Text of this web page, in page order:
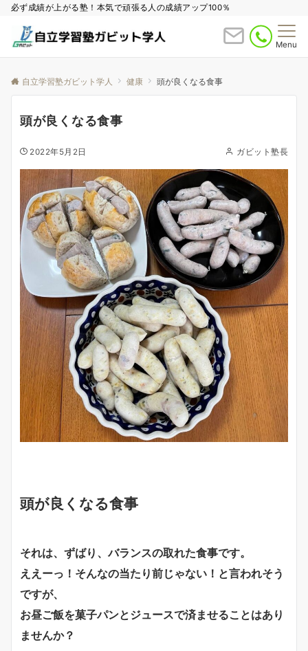
必ず成績が上がる塾！本気で頑張る人の成績アップ100％
Menu
自立学習塾ガビット学人 健康 頭が良くなる食事
頭が良くなる食事
2022年5月2日 ガビット塾長
頭が良くなる食事
それは、ずばり、バランスの取れた食事です。
ええーっ！そんなの当たり前じゃない！と言われそう
ですが、
お昼ご飯を菓子パンとジュースで済ませることはあり
ませんか？